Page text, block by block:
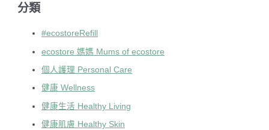
分類
#ecostoreRefill
ecostore 媽媽 Mums of ecostore
個人護理 Personal Care
健康 Wellness
健康生活 Healthy Living
健康肌膚 Healthy Skin